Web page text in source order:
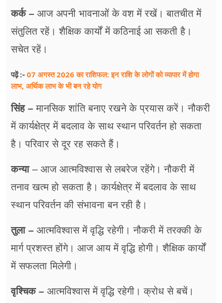
कर्क – आज अपनी भावनाओं के वश में रखें। बातचीत में
संतुलित रहें। शैक्षिक कार्यों में कठिनाई आ सकती है।
सचेत रहें।
पढ़ें :- 07 अगस्त 2026 का राशिफल: इन राशि के लोगों को व्यापार में होगा
लाभ, अर्थिक लाभ के भी बन रहे योग
सिंह – मानसिक शांति बनाए रखने के प्रयास करें। नौकरी
में कार्यक्षेत्र में बदलाव के साथ स्थान परिवर्तन हो सकता
है। परिवार से दूर रह सकते हैं।
कन्या– आज आत्मविश्वास से लबरेज रहेंगे। नौकरी में
तनाव खत्म हो सकता है। कार्यक्षेत्र में बदलाव के साथ
स्थान परिवर्तन की संभावना बन रही है।
तुला – आत्मविश्वास में वृद्धि रहेगी। नौकरी में तरक्की के
मार्ग प्रशस्त होंगे। आज आय में वृद्धि होगी। शैक्षिक कार्यों
में सफलता मिलेगी।
वृश्चिक – आत्मविश्वास में वृद्धि रहेगी। क्रोध से बचें।